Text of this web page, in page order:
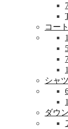
コート
シャツ
ダウ